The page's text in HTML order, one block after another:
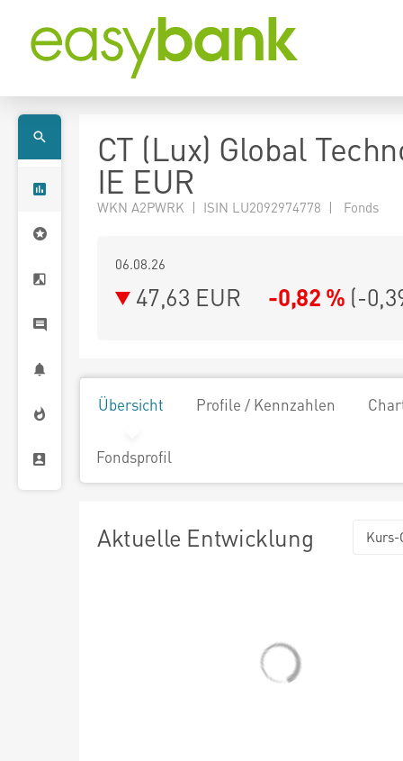
CT (Lux) Global
IE EUR
WKN A2PWRK | ISIN LU2092974778 | Fonds
06.08.26
47,63 EUR -0,82 % (-
Übersicht Profile / Kennzahlen
Fondsprofil
Aktuelle Entwicklung Kurs-